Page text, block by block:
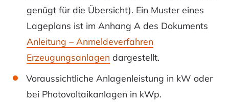
genügt für die Übersicht). Ein Muster eines
Lageplans ist im Anhang A des Dokuments
Anleitung – Anmeldeverfahren
Erzeugungsanlagen dargestellt.
Voraussichtliche Anlagenleistung in kW oder
bei Photovoltaikanlagen in kWp.